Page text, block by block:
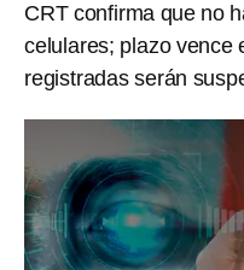
CRT confirma que no
celulares; plazo vence
registradas serán